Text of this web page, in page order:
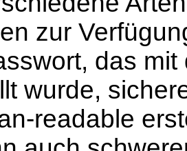
zur
das
wurde,
readable